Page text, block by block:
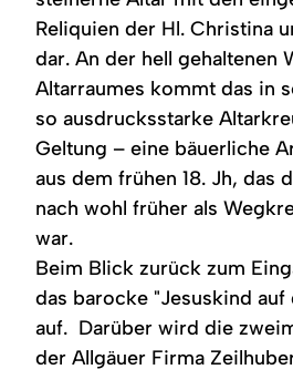
Reliquien der Hl. Christina
dar. An der hell gehaltenen
Altarraumes kommt das in
so ausdrucksstarke
Geltung – eine bäuerliche
aus dem frühen 18. Jh, das
nach wohl früher als
war.
Beim Blick zurück zum
das barocke "Jesuskind auf
auf. Darüber wird die
der Allgäuer Firma